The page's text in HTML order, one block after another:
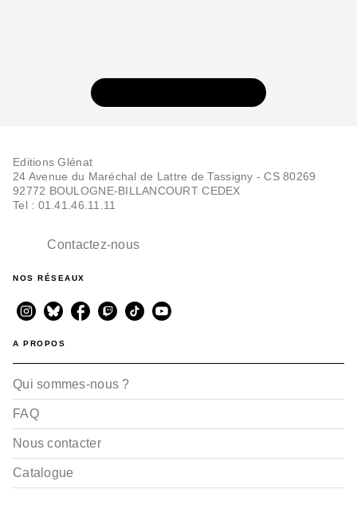
Editions Glénat
24 Avenue du Maréchal de Lattre de Tassigny - CS 80269
92772 BOULOGNE-BILLANCOURT CEDEX
Tel : 01.41.46.11.11
Contactez-nous
NOS RÉSEAUX
A PROPOS
Qui sommes-nous ?
FAQ
Nous contacter
Catalogue